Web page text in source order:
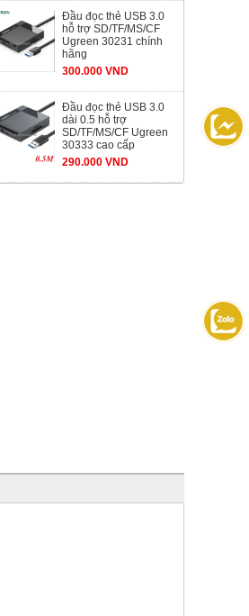
Đầu đọc thẻ USB 3.0
hỗ trợ SD/TF/MS/CF
Ugreen 30231 chính
hãng
300.000 VND
Đầu đọc thẻ USB 3.0
dài 0.5 hỗ trợ
SD/TF/MS/CF Ugreen
30333 cao cấp
290.000 VND